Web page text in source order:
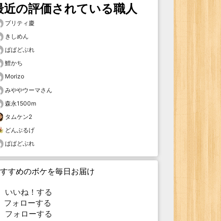
近の評価されている職人
プリティ慶
きしめん
ぱぱどぶれ
鯉かち
Morizo
みややウーマさん
森永1500m
タムケン2
どんぶるげ
ぱぱどぶれ
すめのボケを毎日お届け
いいね！する
ォローする
フォローする